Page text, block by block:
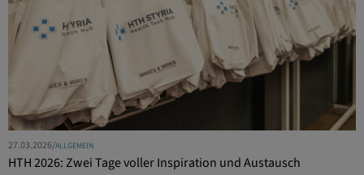
27.03.2026/ALLGEMEIN
HTH 2026: Zwei Tage voller Inspiration und Austausch